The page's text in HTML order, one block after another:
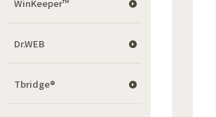
WinKeeper™
Dr.WEB
Tbridge®